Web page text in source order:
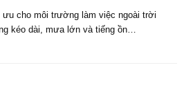
ưu cho môi trường làm việc ngoài trời
kéo dài, mưa lớn và tiếng ồn…